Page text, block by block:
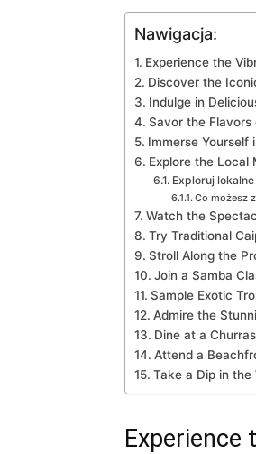
Nawigacja:
Experience the
Discover the
Indulge in‍
Savor the ⁣Flavors
Immerse ​Yourself
Explore the⁢ Local
Exploruj
Co ‌możesz
Watch the
Try Traditional
Stroll⁣ Along the
Join a Samba​
Sample ⁢Exotic
Admire‌ the
Dine at​ a
Attend a
Take a Dip in the
Experience